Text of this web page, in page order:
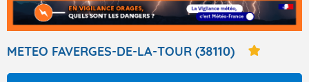
TOUS LES RÉSULTATS
Articles
METEO FAVERGES-DE-LA-TOUR (38110)